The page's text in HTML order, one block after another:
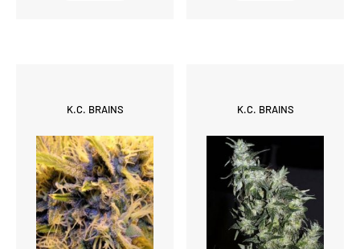
K.C. BRAINS K.C. BRAINS